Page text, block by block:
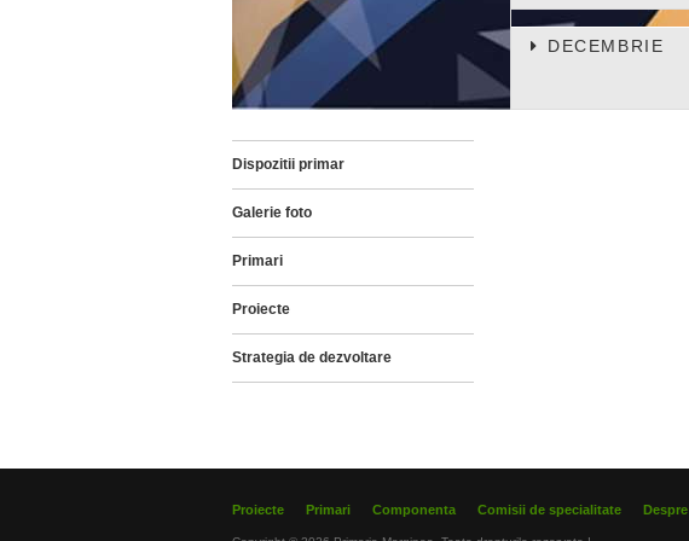
Dispozitii primar
Galerie foto
Primari
Proiecte
Strategia de dezvoltare
DECEMBRIE
Proiecte Primari Componenta Comisii de specialitate Despre